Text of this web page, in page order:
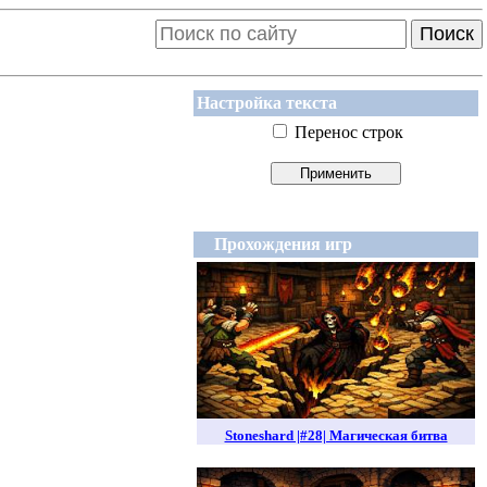
Поиск
Настройка текста
Перенос строк
Прохождения игр
Stoneshard |#28| Магическая битва